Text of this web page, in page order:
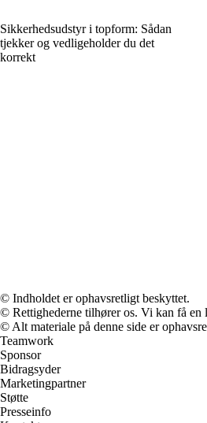
Sikkerhedsudstyr i topform: Sådan
tjekker og vedligeholder du det
korrekt
© Indholdet er ophavsretligt beskyttet.
© Rettighederne tilhører os. Vi kan få en
© Alt materiale på denne side er
Teamwork
Sponsor
Bidragsyder
Marketingpartner
Støtte
Presseinfo